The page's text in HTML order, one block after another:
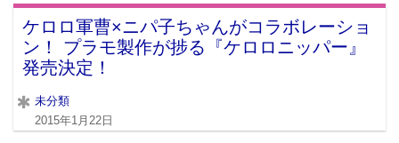
ケロロ軍曹×ニパ子ちゃんがコラボレーショ
ン！ プラモ製作が捗る『ケロロニッパー』
発売決定！
未分類
2015年1月22日